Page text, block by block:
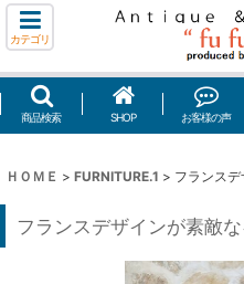
カテゴリ
商品検索 SHOP お客様の声
ＨＯＭＥ > FURNITURE.1 > フランス
フランスデザインが素敵